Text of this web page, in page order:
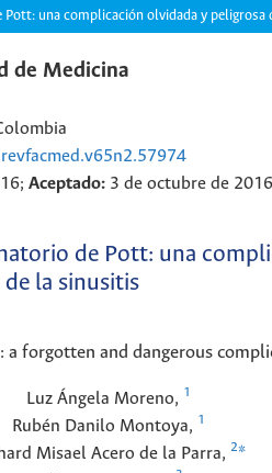
una complicación olvidada y peligrosa